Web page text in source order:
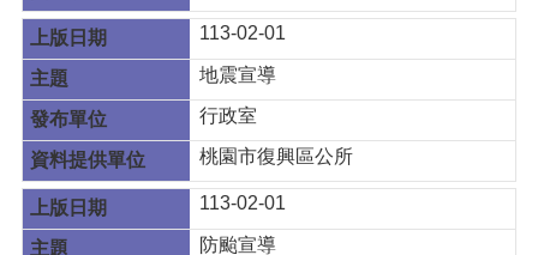
113-02-01
地震宣導
行政室
桃園市復興區公所
113-02-01
防颱宣導